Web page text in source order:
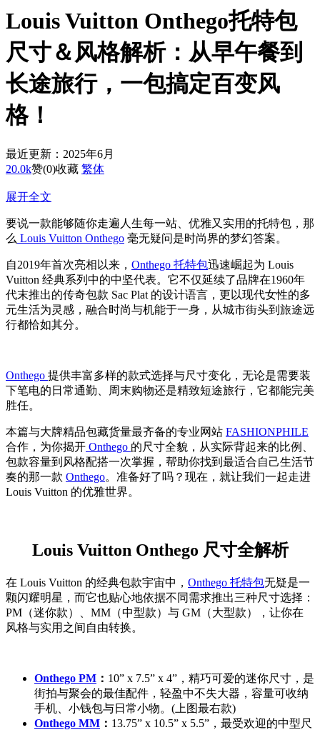
Louis Vuitton Onthego托特包
尺寸＆风格解析：从早午餐到
长途旅行，一包搞定百变风
格！
最近更新：2025年6月
20.0k赞(0)收藏 繁体
展开全文
要说一款能够随你走遍人生每一站、优雅又实用的托特包，那
么 Louis Vuitton Onthego 毫无疑问是时尚界的梦幻答案。
自2019年首次亮相以来， Onthego 托特包迅速崛起为 Louis
Vuitton 经典系列中的中坚代表。它不仅延续了品牌在1960年
代末推出的传奇包款 Sac Plat 的设计语言，更以现代女性的多
元生活为灵感，融合时尚与机能于一身，从城市街头到旅途远
行都恰如其分。
Onthego 提供丰富多样的款式选择与尺寸变化，无论是需要装
下笔电的日常通勤、周末购物还是精致短途旅行，它都能完美
胜任。
本篇与大牌精品包藏货量最齐备的专业网站 FASHIONPHILE
合作，为你揭开 Onthego 的尺寸全貌，从实际背起来的比例、
包款容量到风格配搭一次掌握，帮助你找到最适合自己生活节
奏的那一款 Onthego。准备好了吗？现在，就让我们一起走进
Louis Vuitton 的优雅世界。
Louis Vuitton Onthego 尺寸全解析
在 Louis Vuitton 的经典包款宇宙中， Onthego 托特包无疑是一
颗闪耀明星，而它也贴心地依据不同需求推出三种尺寸选择：
PM（迷你款）、MM（中型款）与 GM（大型款），让你在
风格与实用之间自由转换。
Onthego PM ： 10” x 7.5” x 4”，精巧可爱的迷你尺寸，是
街拍与聚会的最佳配件，轻盈中不失大器，容量可收纳
手机、小钱包与日常小物。(上图最右款)
Onthego MM ： 13.75” x 10.5” x 5.5”，最受欢迎的中型尺